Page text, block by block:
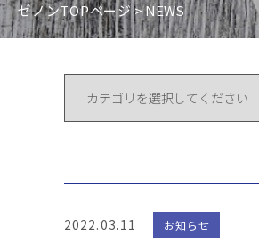
ゼノンTOPページ> NEWS
2022.03.11 お知らせ